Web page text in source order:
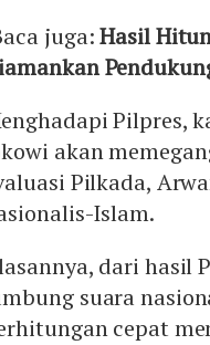
juga:Hasil
Pilpres,
akan
Pilkada,
Islam.
dari hasil
suara
cepat